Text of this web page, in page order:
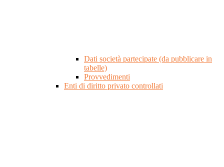
Dati società partecipate (da pubblicare in
tabelle)
Provvedimenti
Enti di diritto privato controllati